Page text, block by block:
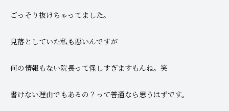
ごっそり抜けちゃってました。
見落としていた私も悪いんですが
何の情報もない院長って怪しすぎますもんね。笑
書けない理由でもあるの？って普通なら思うはずです。